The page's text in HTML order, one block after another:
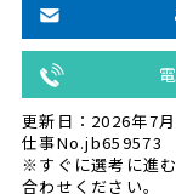
更新日：2026年7
仕事No.jb659573
※すぐに選考に進
合わせください。